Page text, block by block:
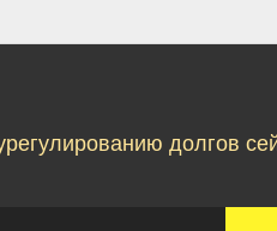
долгов